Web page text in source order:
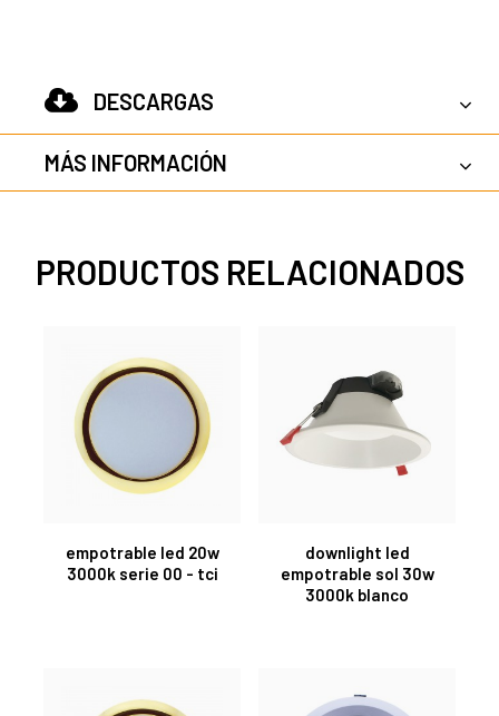
DESCARGAS
MÁS INFORMACIÓN
PRODUCTOS RELACIONADOS
empotrable led 20w
3000k serie 00 - tci
downlight led
empotrable sol 30w
3000k blanco